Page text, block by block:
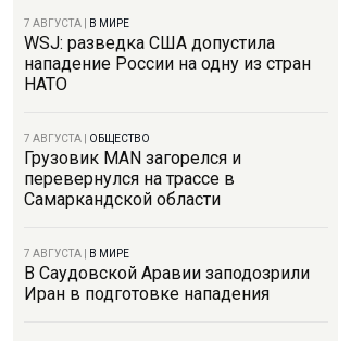
7 АВГУСТА В МИРЕ
WSJ: разведка США допустила
нападение России на одну из стран
НАТО
7 АВГУСТА ОБЩЕСТВО
Грузовик MAN загорелся и
перевернулся на трассе в
Самаркандской области
7 АВГУСТА В МИРЕ
В Саудовской Аравии заподозрили
Иран в подготовке нападения